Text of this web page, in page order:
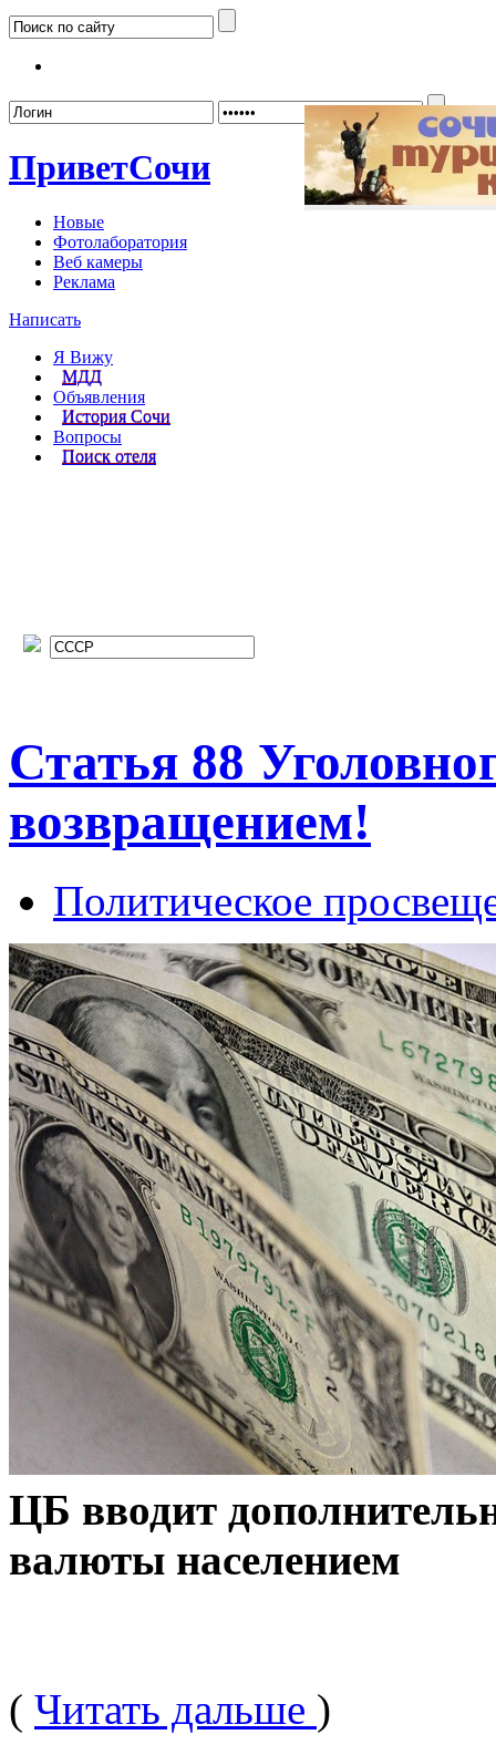
ПриветСочи
Новые
Фотолаборатория
Веб камеры
Реклама
Написать
Я Вижу
МДД
Объявления
История Сочи
Вопросы
Поиск отеля
Статья 88
возвращением!
Политическое
ЦБ вводит
валюты населением
( Читать дальше )